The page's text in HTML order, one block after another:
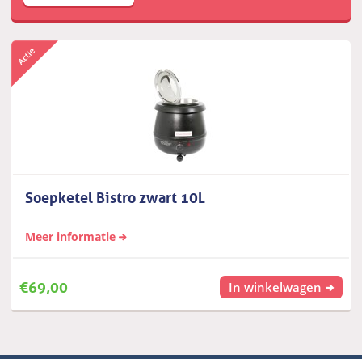
Soepketel Bistro zwart 10L
Meer informatie
€69,00 In winkelwagen